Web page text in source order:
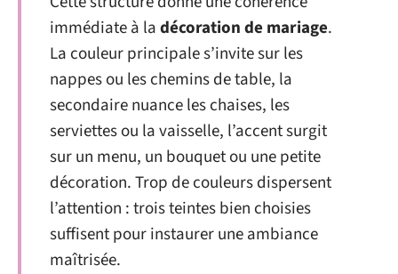
immédiate à ladécoration de mariage.
La couleur principale s’invite sur les
nappes ou les chemins de table, la
secondaire nuance les chaises, les
serviettes ou la vaisselle, l’accent surgit
sur un menu, un bouquet ou une petite
décoration. Trop de couleurs dispersent
l’attention : trois teintes bien choisies
suffisent pour instaurer une ambiance
maîtrisée.